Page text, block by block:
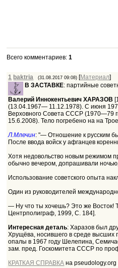
Всего комментариев:1
1 baktria (31.08.2017 09:08) [Материал]
В ЗАСТАВКЕ: партийные
Валерий Иннокентьевич ХАРАЗОВ
(13.04.1967— 11.12.1978). С июня
Верховного Совета СССР (1970—79
15.6.2008). Тело погребено на на
Л.Млечин: "— Отношение к русским
После ввода войск у афганцев
Хотя недовольство новым режимом
обычно вечером, допрашивали
Использование советского опыта
Один из руководителей
— Ну что ты хочешь? Это же Восток!
Центрполиграф, 1999, С. 184].
Интересная деталь: Харазов был
Хрущёва, носившего в среде высших
опалы в 1967 году Шелепина,
зам. пред. Госкомитета СССР по
КРАТКАЯ СПРАВКА на pseudology.org